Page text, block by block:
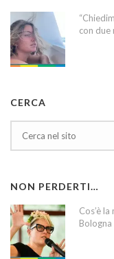
con due
CERCA
NON PERDERTI…
Cos’è
Bologna